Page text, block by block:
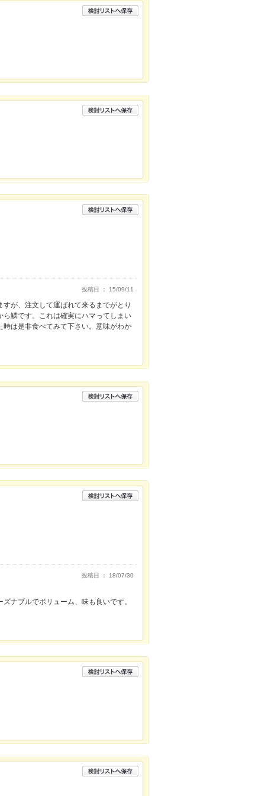
投稿日 ： 15/09/11
が、注文して運ばれて来るまでがとり
鱗です。これは確実にハマってしまい
は是非食べてみて下さい。意味がわか
投稿日 ： 18/07/30
ナブルでボリューム、味も良いです。